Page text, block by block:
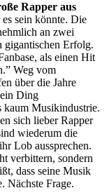
Rapper aus
sein könnte. Die
an zwei
gigantischen Erfolg.
als einen Hit
Weg vom
über die Jahre
Ding
kaum Musikindustrie.
sich lieber Rapper
wiederum die
Lob aussprechen.
verbittern, sondern
dass seine Musik
Nächste Frage.